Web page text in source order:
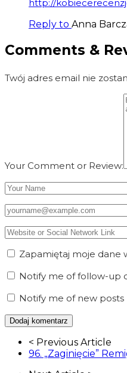
http://
Reply to Anna
Comments &
Twój adres email nie
Your Comment or Review:
Zapamiętaj moje dane
Notify me of follow-up
Notify me of new posts
Article
Navigation
< Previous Article
96. „Zaginięcie”